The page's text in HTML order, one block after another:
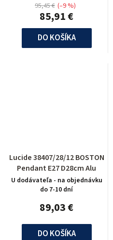
85,91 €
95,45 € (–9 %)
DO KOŠÍKA
Lucide 38407/28/12 BOSTON
Pendant E27 D28cm Alu
U dodávateľa - na objednávku
do 7-10 dní
89,03 €
DO KOŠÍKA